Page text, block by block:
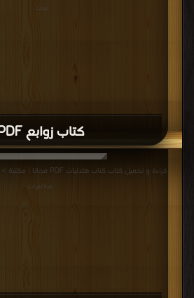
كتاب زوابع PDF
مرات
قراءة و تحميل كتاب كتاب هلاليات PDF مجانا | مكتبة >
: مرة/مرات